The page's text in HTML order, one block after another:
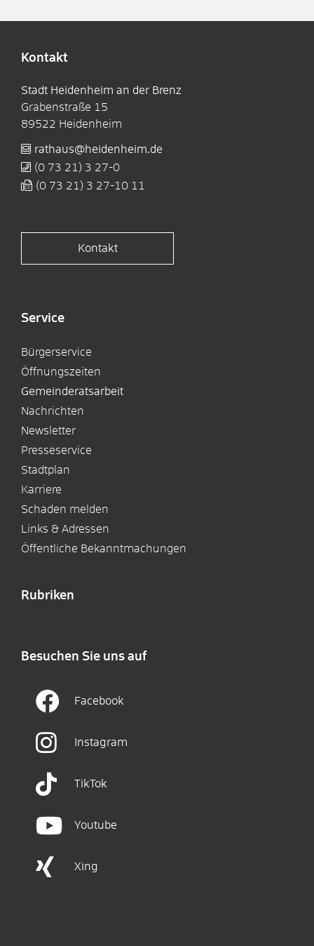
Kontakt
Stadt Heidenheim an der Brenz
Grabenstraße 15
89522 Heidenheim
rathaus@heidenheim.de
(0 73 21) 3 27-0
(0 73 21) 3 27-10 11
Kontakt
Service
Bürgerservice
Öffnungszeiten
Gemeinderatsarbeit
Nachrichten
Newsletter
Presseservice
Stadtplan
Karriere
Schaden melden
Links & Adressen
Öffentliche Bekanntmachungen
Rubriken
Besuchen Sie uns auf
Facebook
Instagram
TikTok
Youtube
Xing